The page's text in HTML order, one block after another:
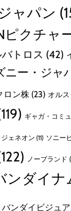
ャパン
ピクチャ
トロス (42)
ニー・ジャ
ロン株 (23) オル
ギャガ・コミ
ジェネオン (11) ソニー
ノーブランド
ンダイナ
バンダイビジュ